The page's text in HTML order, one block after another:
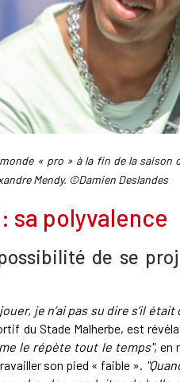
« pro » à la fin de la
Mendy. ©Damien Deslandes
sa polyvalence
de se
je n’ai pas su dire s’il
du Stade Malherbe, est
me le répète tout le temps", en
son pied « faible ».